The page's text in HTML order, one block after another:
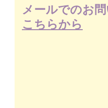
メールでのお
こちらから